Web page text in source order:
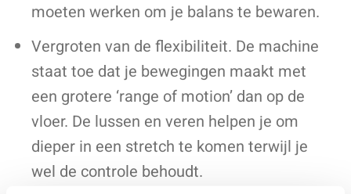
moeten werken om je balans te bewaren.
Vergroten van de flexibiliteit. De machine
staat toe dat je bewegingen maakt met
een grotere ‘range of motion’ dan op de
vloer. De lussen en veren helpen je om
dieper in een stretch te komen terwijl je
wel de controle behoudt.